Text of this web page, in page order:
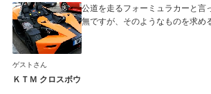
公道を走るフォーミュラカーと言
無ですが、そのようなものを求め
ゲストさん
ＫＴＭ クロスボウ